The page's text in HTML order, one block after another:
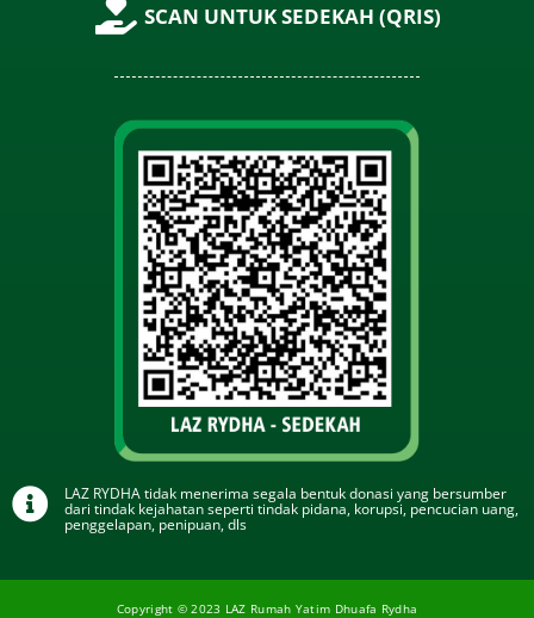
SCAN UNTUK SEDEKAH (QRIS)
LAZ RYDHA tidak menerima segala bentuk donasi yang bersumber
dari tindak kejahatan seperti tindak pidana, korupsi, pencucian uang,
penggelapan, penipuan, dls
Copyright © 2023 LAZ Rumah Yatim Dhuafa Rydha